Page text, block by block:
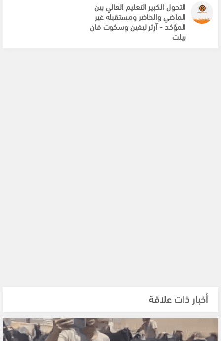
التحول الكبير التعليم العالي بين
الماضي والحاضر ومستقبله غير
المؤكد - آرثر ليفين وسكوت فان
بيلت
أخبار ذات علاقة